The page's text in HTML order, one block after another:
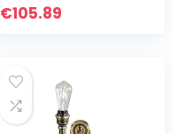
industriële
€105.89